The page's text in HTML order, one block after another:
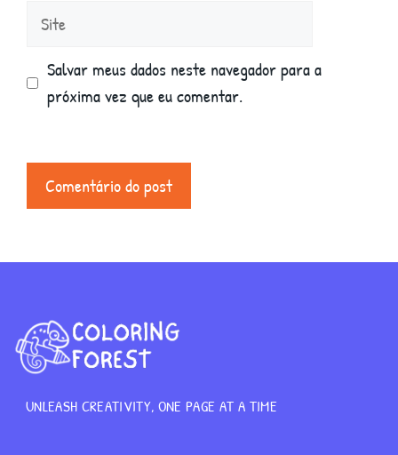
Site
Salvar meus dados neste navegador para a
próxima vez que eu comentar.
UNLEASH CREATIVITY, ONE PAGE AT A TIME